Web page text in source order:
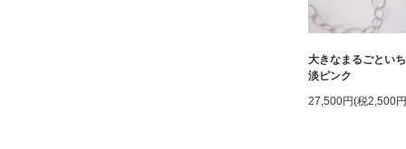
大きなまるごと
淡ピンク
27,500円(税2,500